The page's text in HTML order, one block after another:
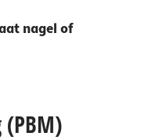
nagel of